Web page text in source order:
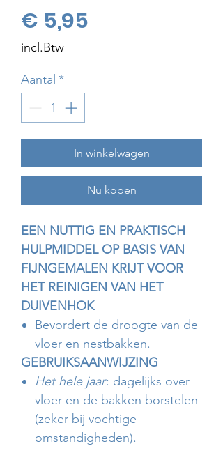
€ 5,95
incl.Btw
Aantal *
In winkelwagen
Nu kopen
EEN NUTTIG EN PRAKTISCH
HULPMIDDEL OP BASIS VAN
FIJNGEMALEN KRIJT VOOR
HET REINIGEN VAN HET
DUIVENHOK
Bevordert de droogte van de
vloer en nestbakken.
GEBRUIKSAANWIJZING
Het hele jaar: dagelijks over
vloer en de bakken borstelen
(zeker bij vochtige
omstandigheden).